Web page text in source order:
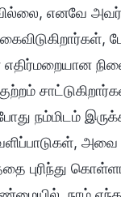
எனவே
நம்மிடம்
புரிந்து